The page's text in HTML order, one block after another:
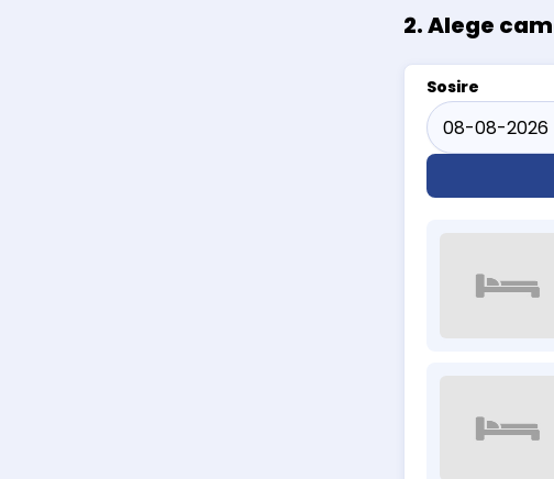
2. Alege
Sosire